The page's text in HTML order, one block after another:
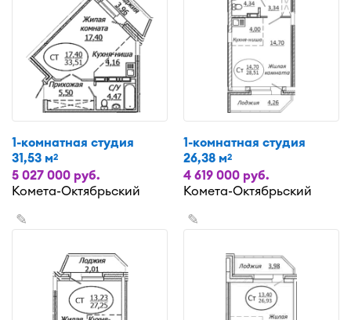
1-комнатная студия
31,53 м2
5 027 000 руб.
Комета-Октябрьский
1-комнатная студия
26,38 м2
4 619 000 руб.
Комета-Октябрьский
✎ ✎